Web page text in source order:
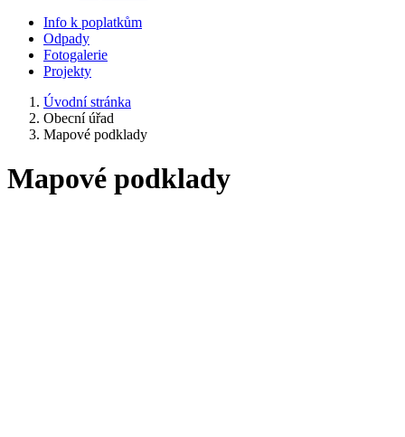
Info k poplatkům
Odpady
Fotogalerie
Projekty
Úvodní stránka
Obecní úřad
Mapové podklady
Mapové podklady